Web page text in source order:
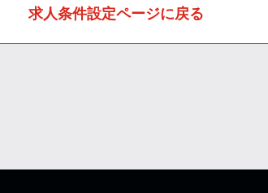
求人条件設定ページに戻る